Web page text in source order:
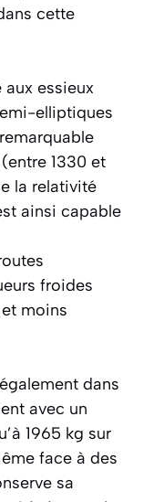
cette
essieux
elliptiques
1330 et
la relativité
ainsi capable
froides
moins
dans
avec un
1965 kg sur
face à des
sa